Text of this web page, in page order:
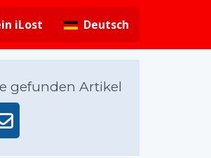
iLost Deutsch
gefunden Artikel